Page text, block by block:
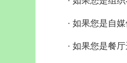
· 如果您是自
· 如果您是餐